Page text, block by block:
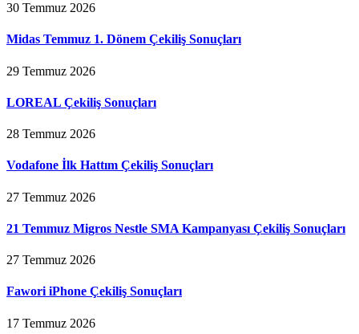
30 Temmuz 2026
Midas Temmuz 1. Dönem Çekiliş Sonuçları
29 Temmuz 2026
LOREAL Çekiliş Sonuçları
28 Temmuz 2026
Vodafone İlk Hattım Çekiliş Sonuçları
27 Temmuz 2026
21 Temmuz Migros Nestle SMA Kampanyası Çekiliş Sonuçları
27 Temmuz 2026
Fawori iPhone Çekiliş Sonuçları
17 Temmuz 2026